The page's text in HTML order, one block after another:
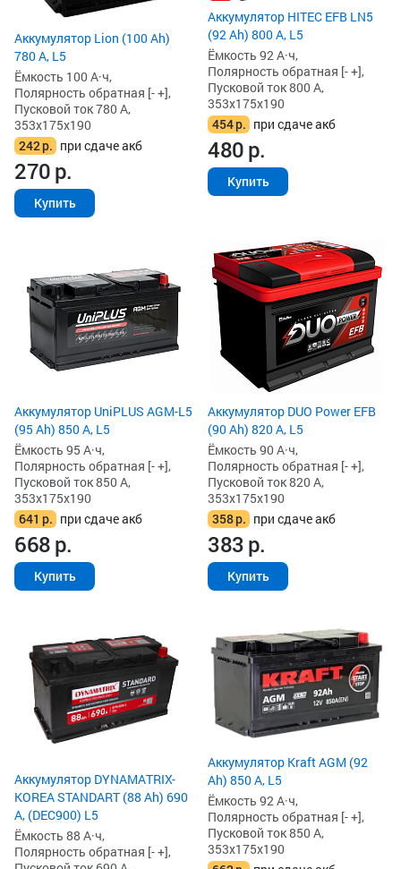
Аккумулятор Lion (100 Ah)
780 А, L5
Ёмкость 100 А·ч,
Полярность обратная [- +],
Пусковой ток 780 А,
353x175x190
242р. при сдаче акб
270р.
Купить
Аккумулятор HITEC EFB LN5
(92 Ah) 800 А, L5
Ёмкость 92 А·ч,
Полярность обратная [- +],
Пусковой ток 800 А,
353x175x190
454р. при сдаче акб
480р.
Купить
Аккумулятор UniPLUS AGM-L5
(95 Ah) 850 А, L5
Ёмкость 95 А·ч,
Полярность обратная [- +],
Пусковой ток 850 А,
353x175x190
641 р. при сдаче акб
668р.
Купить
Аккумулятор DUO Power EFB
(90 Ah) 820 А, L5
Ёмкость 90 А·ч,
Полярность обратная [- +],
Пусковой ток 820 А,
353x175x190
358р. при сдаче акб
383р.
Купить
Аккумулятор DYNAMATRIX-
KOREA STANDART (88 Ah) 690
А, (DEC900) L5
Ёмкость 88 А·ч,
Полярность обратная [- +],
Аккумулятор Kraft AGM (92
Ah) 850 А, L5
Ёмкость 92 А·ч,
Полярность обратная [- +],
Пусковой ток 850 А,
353x175x190